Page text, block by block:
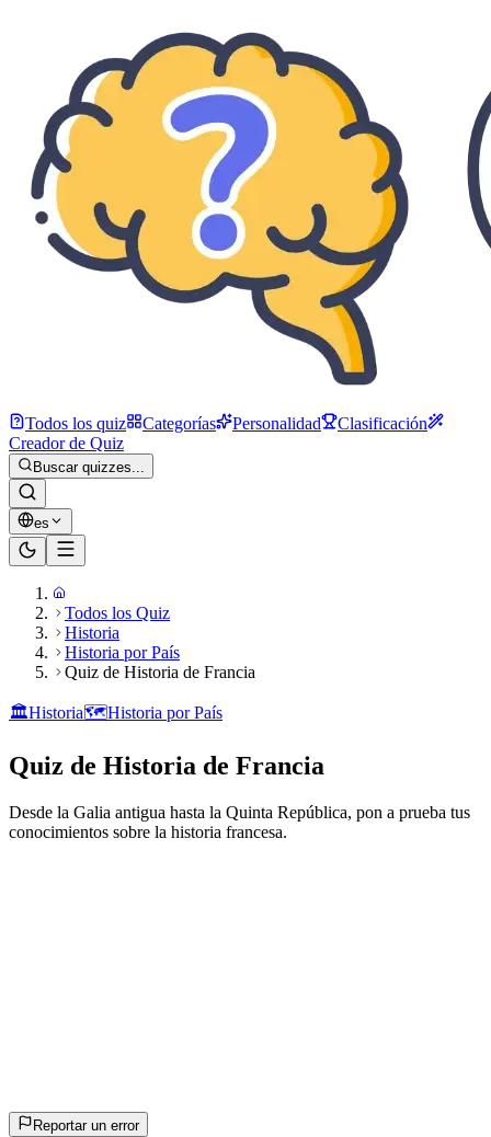
Todos los quiz Categorías Personalidad
Clasificación
Creador de Quiz
Buscar quizzes...
es
Todos los Quiz
Historia
Historia por País
Quiz de Historia de Francia
🏛️Historia🗺️Historia por País
Quiz de Historia de Francia
Desde la Galia antigua hasta la Quinta República, pon a prueba tus
conocimientos sobre la historia francesa.
Reportar un error